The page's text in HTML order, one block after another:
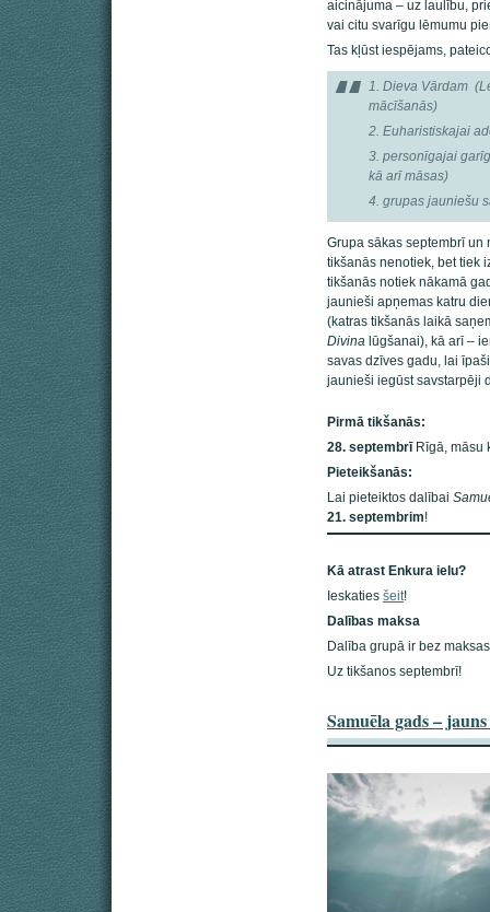
aicinājuma – uz laulību,
vai citu svarīgu lēmumu
Tas kļūst iespējams,
1. Dieva Vārdam
mācīšanās)
2. Euharistiskajai
3. personīgajai
kā arī māsas)
4. grupas jauniešu
Grupa sākas septembrī un
tikšanās nenotiek, bet tiek
tikšanās notiek nākamā
jaunieši apņemas katru
(katras tikšanās laikā
Divina lūgšanai), kā arī –
savas dzīves gadu, lai
jaunieši iegūst savstarpēji
Pirmā tikšanās:
28. septembrīRīgā, māsu
Pieteikšanās:
Lai pieteiktos dalībai
21. septembrim!
Kā atrast Enkura ielu?
Ieskaties šeit!
Dalības maksa
Dalība grupā ir bez
Uz tikšanos septembrī!
Samuēla gads –